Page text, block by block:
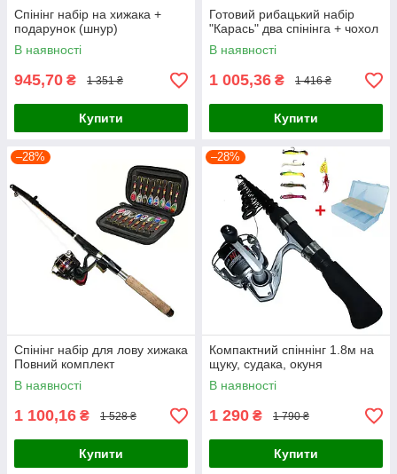
Спінінг набір на хижака +
подарунок (шнур)
В наявності
945,70 ₴ 1 351 ₴
Купити
Готовий рибацький набір
"Карась" два спінінга + чохол
В наявності
1 005,36 ₴ 1 416 ₴
Купити
–28%
Спінінг набір для лову хижака
Повний комплект
В наявності
1 100,16 ₴ 1 528 ₴
Купити
–28%
Компактний спіннінг 1.8м на
щуку, судака, окуня
В наявності
1 290 ₴ 1 790 ₴
Купити